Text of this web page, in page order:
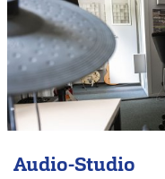
Audio-Studio